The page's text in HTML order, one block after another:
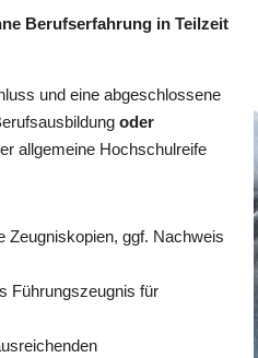
Berufserfahrung in Teilzeit
und eine abgeschlossene
oder
allgemeine Hochschulreife
Zeugniskopien, ggf. Nachweis
Führungszeugnis für